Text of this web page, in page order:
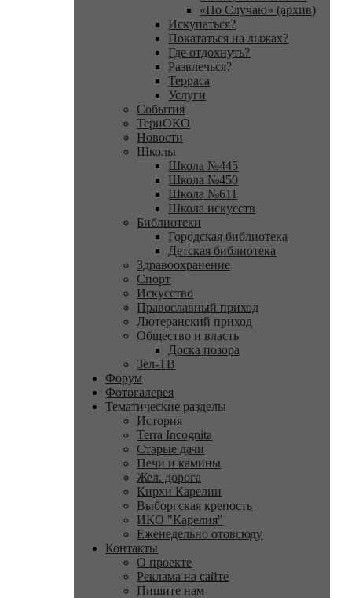
«По Случаю» (архив)
Искупаться?
Покататься на лыжах?
Где отдохнуть?
Развлечься?
Терраса
Услуги
События
ТериОКО
Новости
Школы
Школа №445
Школа №450
Школа №611
Школа искусств
Библиотеки
Городская библиотека
Детская библиотека
Здравоохранение
Спорт
Искусство
Православный приход
Лютеранский приход
Общество и власть
Доска позора
Зел-ТВ
Форум
Фотогалерея
Тематические разделы
История
Terra Incognita
Старые дачи
Печи и камины
Жел. дорога
Кирхи Карелии
Выборгская крепость
ИКО "Карелия"
Еженедельно отовсюду
Контакты
О проекте
Реклама на сайте
Пишите нам